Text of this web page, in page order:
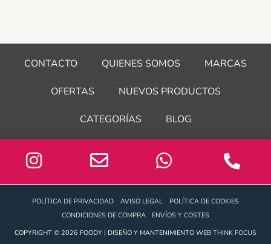
o
k
e g
a
CONTACTO QUIENES SOMOS MARCAS
OFERTAS NUEVOS PRODUCTOS
CATEGORÍAS BLOG
POLÍTICA DE PRIVACIDAD AVISO LEGAL
POLÍTICA DE COOKIES
CONDICIONES DE COMPRA
ENVÍOS Y COSTES
COPYRIGHT © 2026 FOODY | DISEÑO Y MANTENIMIENTO WEB THINK FOCUS